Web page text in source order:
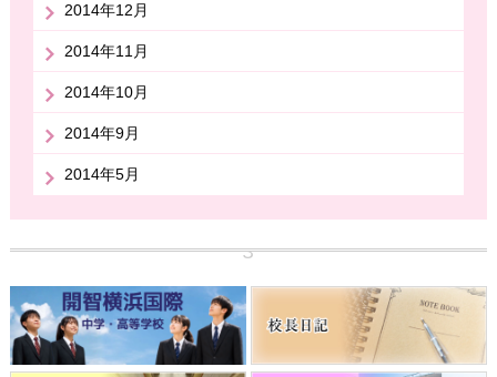
2014年12月
2014年11月
2014年10月
2014年9月
2014年5月